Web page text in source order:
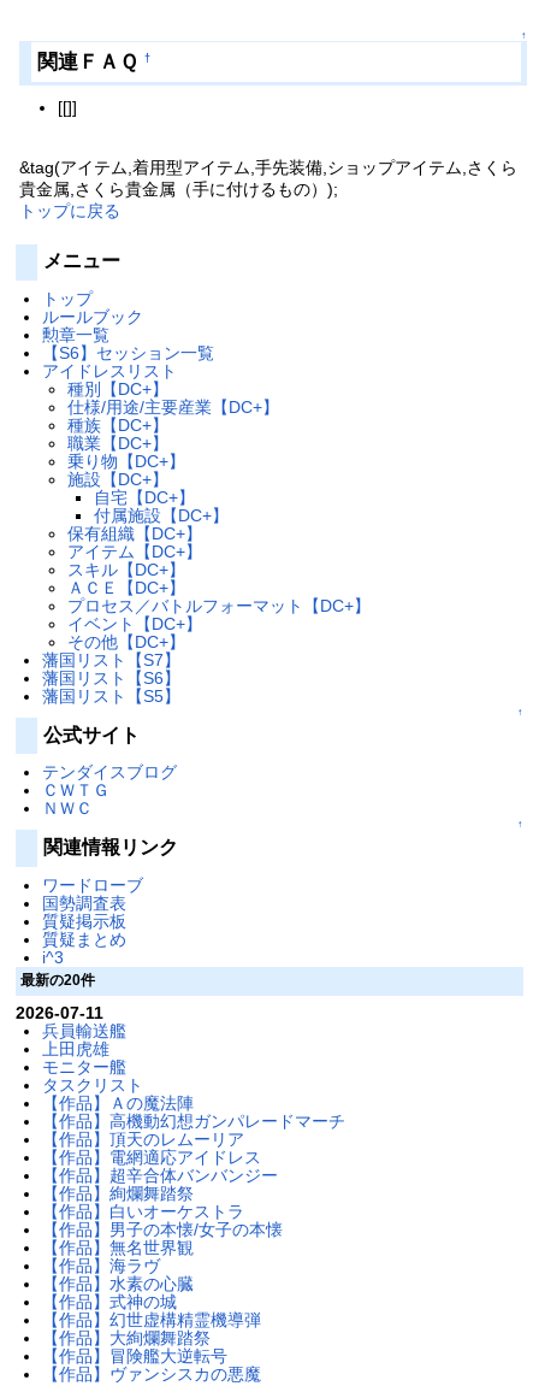
↑
関連ＦＡＱ †
[[]]
&tag(アイテム,着用型アイテム,手先装備,ショップアイテム,さくら
貴金属,さくら貴金属（手に付けるもの）);
トップに戻る
メニュー
トップ
ルールブック
勲章一覧
【S6】セッション一覧
アイドレスリスト
種別【DC+】
仕様/用途/主要産業【DC+】
種族【DC+】
職業【DC+】
乗り物【DC+】
施設【DC+】
自宅【DC+】
付属施設【DC+】
保有組織【DC+】
アイテム【DC+】
スキル【DC+】
ＡＣＥ【DC+】
プロセス／バトルフォーマット【DC+】
イベント【DC+】
その他【DC+】
藩国リスト【S7】
藩国リスト【S6】
藩国リスト【S5】
↑
公式サイト
テンダイスブログ
ＣＷＴＧ
ＮＷＣ
↑
関連情報リンク
ワードローブ
国勢調査表
質疑掲示板
質疑まとめ
i^3
最新の20件
2026-07-11
兵員輸送艦
上田虎雄
モニター艦
タスクリスト
【作品】Ａの魔法陣
【作品】高機動幻想ガンパレードマーチ
【作品】頂天のレムーリア
【作品】電網適応アイドレス
【作品】超辛合体バンバンジー
【作品】絢爛舞踏祭
【作品】白いオーケストラ
【作品】男子の本懐/女子の本懐
【作品】無名世界観
【作品】海ラヴ
【作品】水素の心臓
【作品】式神の城
【作品】幻世虚構精霊機導弾
【作品】大絢爛舞踏祭
【作品】冒険艦大逆転号
【作品】ヴァンシスカの悪魔